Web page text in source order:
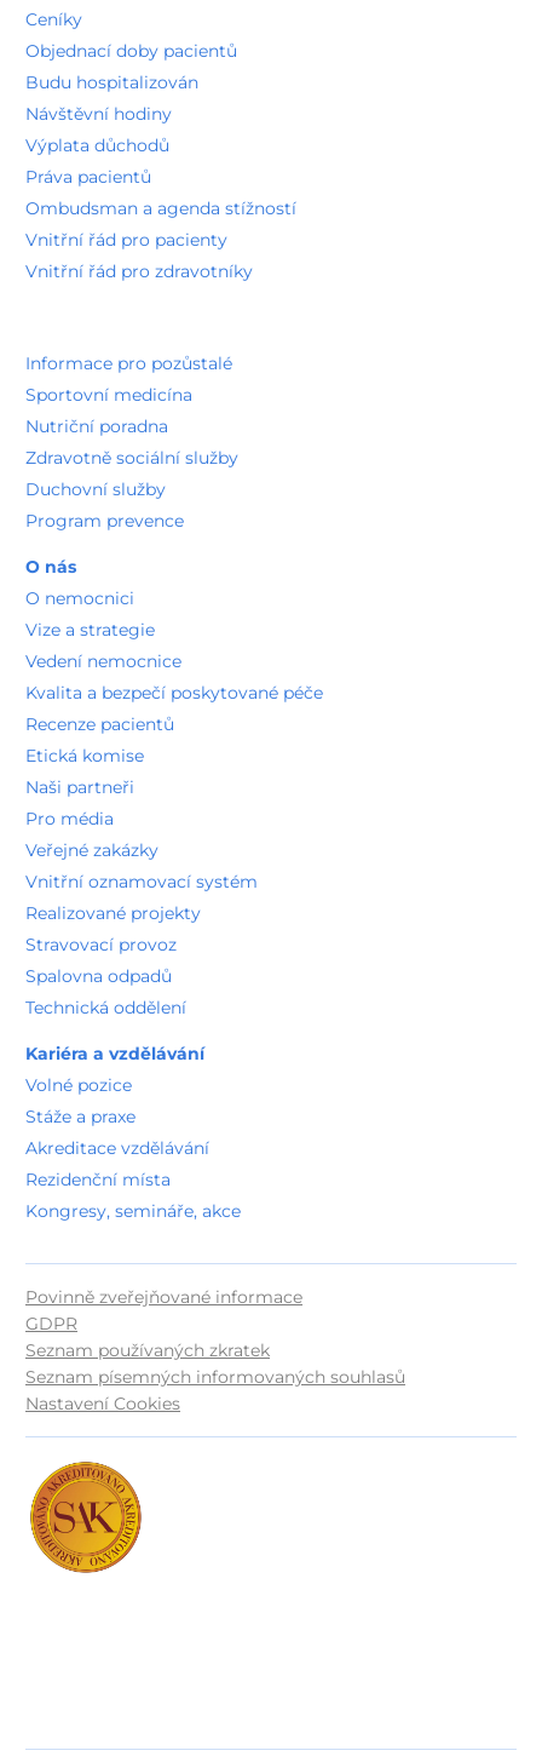
Ceníky
Objednací doby pacientů
Budu hospitalizován
Návštěvní hodiny
Výplata důchodů
Práva pacientů
Ombudsman a agenda stížností
Vnitřní řád pro pacienty
Vnitřní řád pro zdravotníky
Informace pro pozůstalé
Sportovní medicína
Nutriční poradna
Zdravotně sociální služby
Duchovní služby
Program prevence
O nás
O nemocnici
Vize a strategie
Vedení nemocnice
Kvalita a bezpečí poskytované péče
Recenze pacientů
Etická komise
Naši partneři
Pro média
Veřejné zakázky
Vnitřní oznamovací systém
Realizované projekty
Stravovací provoz
Spalovna odpadů
Technická oddělení
Kariéra a vzdělávání
Volné pozice
Stáže a praxe
Akreditace vzdělávání
Rezidenční místa
Kongresy, semináře, akce
Povinně zveřejňované informace
GDPR
Seznam používaných zkratek
Seznam písemných informovaných souhlasů
Nastavení Cookies